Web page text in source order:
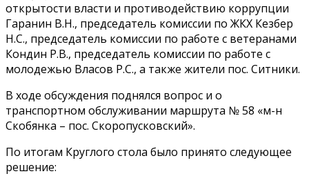
открытости власти и противодействию коррупции
Гаранин В.Н., председатель комиссии по ЖКХ Кезбер
Н.С., председатель комиссии по работе с ветеранами
Кондин Р.В., председатель комиссии по работе с
молодежью Власов Р.С., а также жители пос. Ситники.
В ходе обсуждения поднялся вопрос и о
транспортном обслуживании маршрута № 58 «м-н
Скобянка – пос. Скоропусковский».
По итогам Круглого стола было принято следующее
решение: